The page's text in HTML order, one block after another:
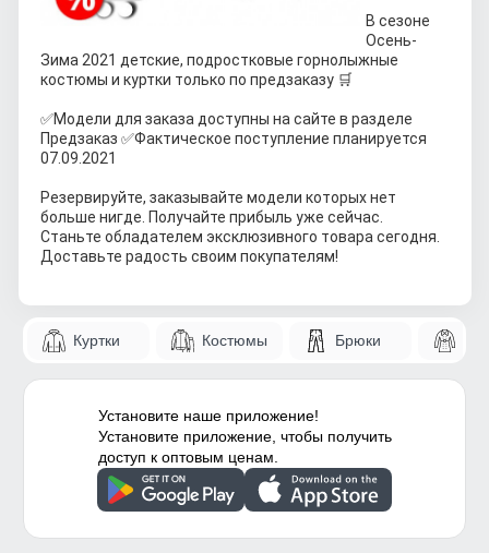
В сезоне
Осень-
Зима 2021 детские, подростковые горнолыжные
костюмы и куртки только по предзаказу 🛒
✅Модели для заказа доступны на сайте в разделе
Предзаказ ✅Фактическое поступление планируется
07.09.2021
Резервируйте, заказывайте модели которых нет
больше нигде. Получайте прибыль уже сейчас.
Станьте обладателем эксклюзивного товара сегодня.
Доставьте радость своим покупателям!
Куртки Костюмы Брюки
Установите наше приложение!
Установите приложение, чтобы получить
доступ к оптовым ценам.